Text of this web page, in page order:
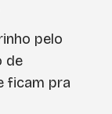
pelo
de
ficam pra